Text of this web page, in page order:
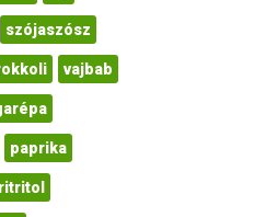
szójaszósz
vajbab
paprika